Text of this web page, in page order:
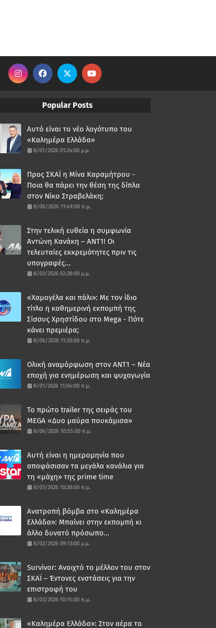
Popular Posts
Αυτό είναι το νέο λογότυπο του
«Καλημέρα Ελλάδα»
8/01/2026 01:24:00 μ.μ.
Προς ΣΚΑΪ η Μίνα Καραμήτρου -
Ποια θα πάρει την θέση της δίπλα
στον Νίκο Στραβελάκη;
8/06/2026 11:49:00 π.μ.
Στην τελική ευθεία η συμφωνία
Αντώνη Κανάκη – ΑΝΤ1! Οι
τελευταίες εκκρεμότητες πριν τις
υπογραφές...
8/03/2026 02:28:00 μ.μ.
«Χαμογέλα και πάλι»: Με τον ίδιο
τίτλο η καθημερινή εκπομπή της
Σίσσυς Χρηστίδου στο Mega - Πότε
κάνει πρεμιέρα;
8/06/2026 11:20:00 π.μ.
Ολική αναμόρφωση στον ΑΝΤ1 – Νέα
εποχή για ενημέρωση και ψυχαγωγία
8/01/2026 11:04:00 π.μ.
Το πρώτο trailer της σειράς του
MEGA «Δυο μαύρα πουκάμισα»
8/06/2026 10:55:00 π.μ.
Αυτή είναι η ημερομηνία που
αποφάσισαν τα μεγάλα κανάλια για
τη «μάχη» της prime time
8/03/2026 10:30:00 π.μ.
Ανατροπή βόμβα στο «Καλημέρα
Ελλάδα»: Μπαίνει στην εκπομπή κι
άλλο δυνατό πρόσωπο...
8/02/2026 09:13:00 μ.μ.
Survivor: Ανοιχτό το μέλλον του στον
ΣΚΑΪ – Έντονες ενστάσεις για την
επιστροφή του
8/03/2026 10:15:00 π.μ.
«Καλημέρα Ελλάδα»: Στον αέρα το